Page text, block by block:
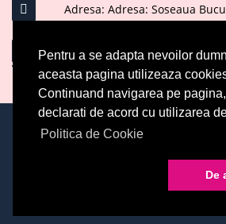
Pentru a se adapta nevoilor
aceasta pagina utilizeaza
Continuand navigarea pe
declarati de acord cu utilizarea
Politica de Cookie
De
Adresa: Adresa: Soseaua
Afumati,
Email :
Telefon: 0744 574
EVELINE
ARATA MAI MULT
Toate drepturile rezervate © 2026
Development by